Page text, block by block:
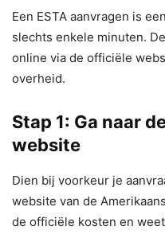
Een ESTA aanvragen is
slechts enkele minuten.
online via de officiële
overheid.
Stap 1: Ga naar
website
Dien bij voorkeur je
website van de
de officiële kosten en